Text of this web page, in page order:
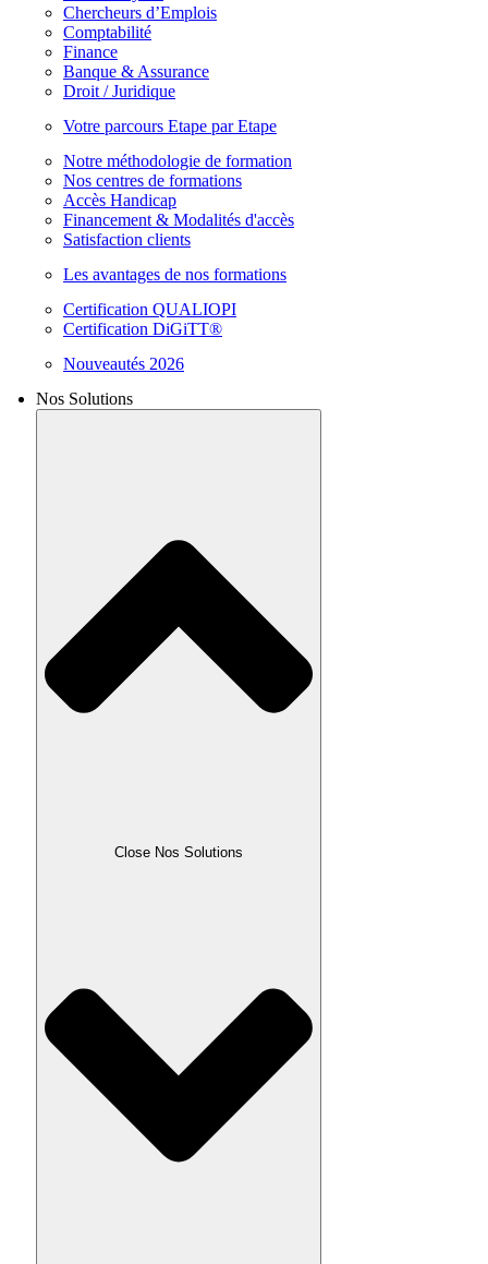
Chercheurs d’Emplois
Comptabilité
Finance
Banque & Assurance
Droit / Juridique
Votre parcours Etape par Etape
Notre méthodologie de formation
Nos centres de formations
Accès Handicap
Financement & Modalités d'accès
Satisfaction clients
Les avantages de nos formations
Certification QUALIOPI
Certification DiGiTT®
Nouveautés 2026
Nos Solutions
Close Nos Solutions